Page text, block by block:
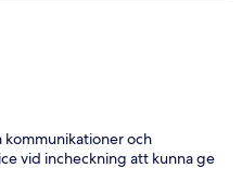
och
vid incheckning att kunna ge